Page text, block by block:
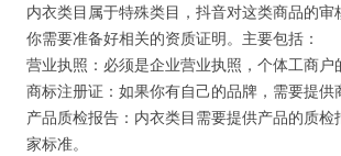
内衣类目属于特殊类目，抖音对这类商品的审
你需要准备好相关的资质证明。主要包括：
营业执照：必须是企业营业执照，个体工商户
商标注册证：如果你有自己的品牌，需要提供
产品质检报告：内衣类目需要提供产品的质检
家标准。